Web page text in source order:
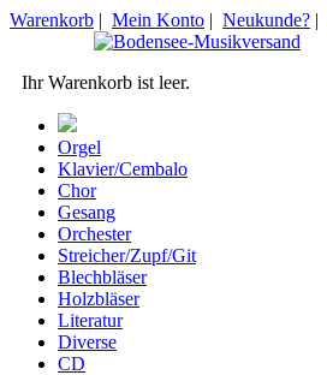
Warenkorb | Mein Konto | Neukunde? |
Ihr Warenkorb ist leer.
Orgel
Klavier/Cembalo
Chor
Gesang
Orchester
Streicher/Zupf/Git
Blechbläser
Holzbläser
Literatur
Diverse
CD